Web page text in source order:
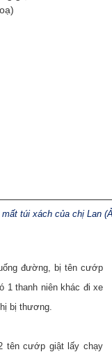
túi xách của chị Lan
đường, bị tên cướp
1 thanh niên khác đi xe
bị thương.
tên cướp giật lấy chạy